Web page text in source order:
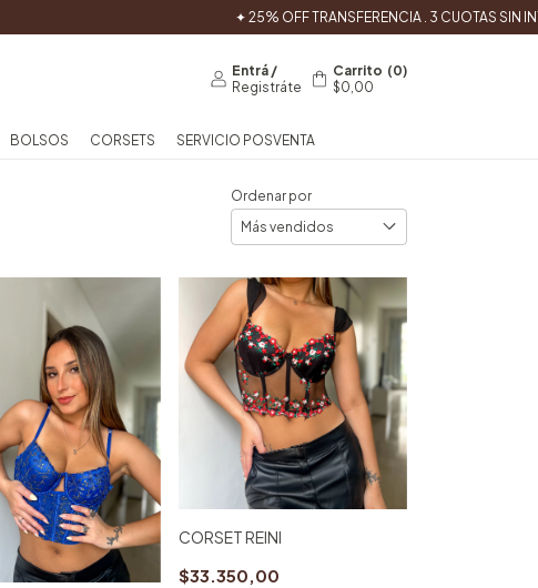
✦ 25% OFF TRANSFERENCIA . 3 CUOTAS SIN
Entrá /
Registráte
Carrito (0)
$0,00
BOLSOS CORSETS SERVICIO POSVENTA
Ordenar por
CORSET REINI
$33.350,00